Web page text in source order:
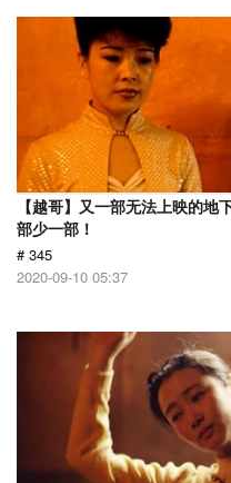
【越哥】又一部无法上映的
部少一部！
# 345
2020-09-10 05:37